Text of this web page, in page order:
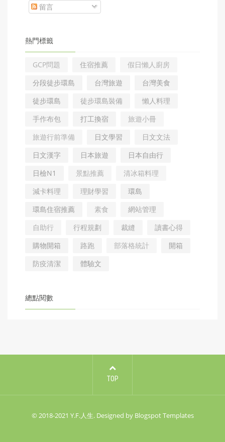
留言
熱門標籤
GCP問題 住宿推薦
假日懶人廚房
分段徒步環島
台灣旅遊
台灣美食
徒步環島
徒步環島裝備
懶人料理
手作布包
打工換宿
旅遊小冊
旅遊行前準備
日文學習
日文文法
日文漢字
日本旅遊
日本自由行
日檢N1
景點推薦
清冰箱料理
減卡料理
理財學習
環島
環島住宿推薦
素食
網站管理
自助行
行程規劃 裁縫
讀書心得
購物開箱
路跑 部落格統計
開箱
防疫清潔
體驗文
總點閱數
TOP
© 2018-2021 Y.F.人生. Designed by Blogspot Templates